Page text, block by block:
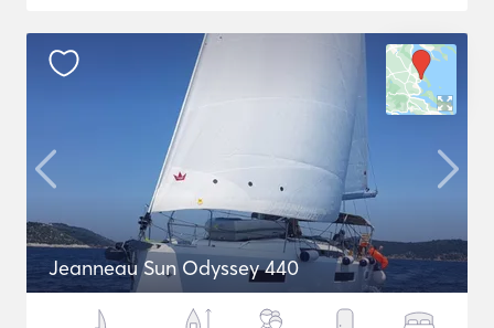
Jeanneau Sun Odyssey 440